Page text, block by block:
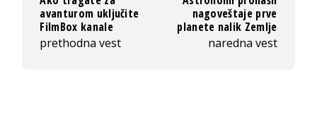
avanturom uključite
FilmBox kanale
prethodna vest
nagoveštaje prve
planete nalik Zemlje
naredna vest